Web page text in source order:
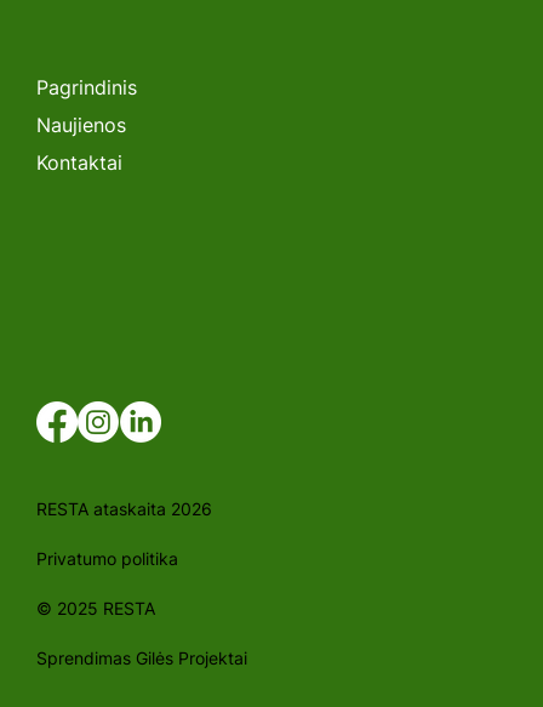
toliau?”
Pagrindinis
Naujienos
Kontaktai
RESTA ataskaita 2026
Privatumo politika
© 2025 RESTA
Sprendimas Gilės Projektai